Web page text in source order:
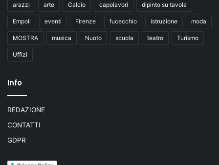
arazzi arte Calcio capolavori dipinto su tavola
Empoli eventi Firenze fucecchio istruzione moda
MOSTRA musica Nuoto scuola teatro Turismo
Uffizi
Info
REDAZIONE
CONTATTI
GDPR